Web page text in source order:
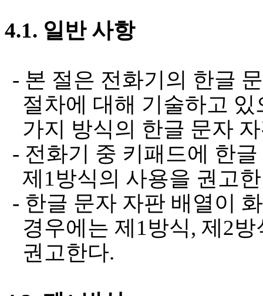
4.1. 일반 사항
- 본 절은 전화기의 한글
절차에 대해 기술하고 있
가지 방식의 한글 문자
- 전화기 중 키패드에 한
제 1방식의 사용을 권고
- 한글 문자 자판 배열이
경우에는 제 1방식, 제 2방
권고한다.